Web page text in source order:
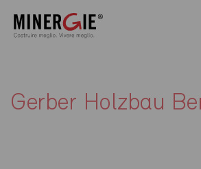
Gerber Holzbau